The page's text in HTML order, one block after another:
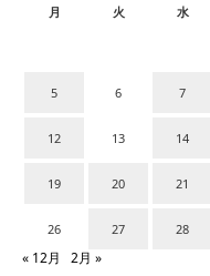
月
火 水
5 6 7
12 13 14
19 20 21
26 27 28
« 12月 2月 »